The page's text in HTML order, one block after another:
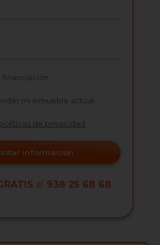
financiación
mi inmueble actual
de privacidad
información
al 938 25 68 68